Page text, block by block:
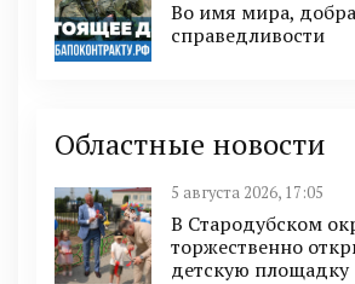
Во имя мира,
справедливости
Областные новости
5 августа 2026, 17:05
В Стародубском
торжественно
детскую площадку